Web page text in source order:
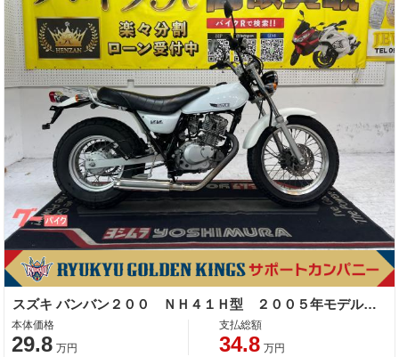
スズキ バンバン２００ ＮＨ４１Ｈ型 ２００５年モデル 社外マフラー リアキャリア タンデムバー
本体価格
29.8 万円
支払総額
34.8 万円